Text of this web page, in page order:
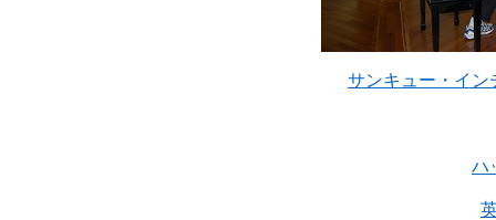
サンキュー・イン
ハ